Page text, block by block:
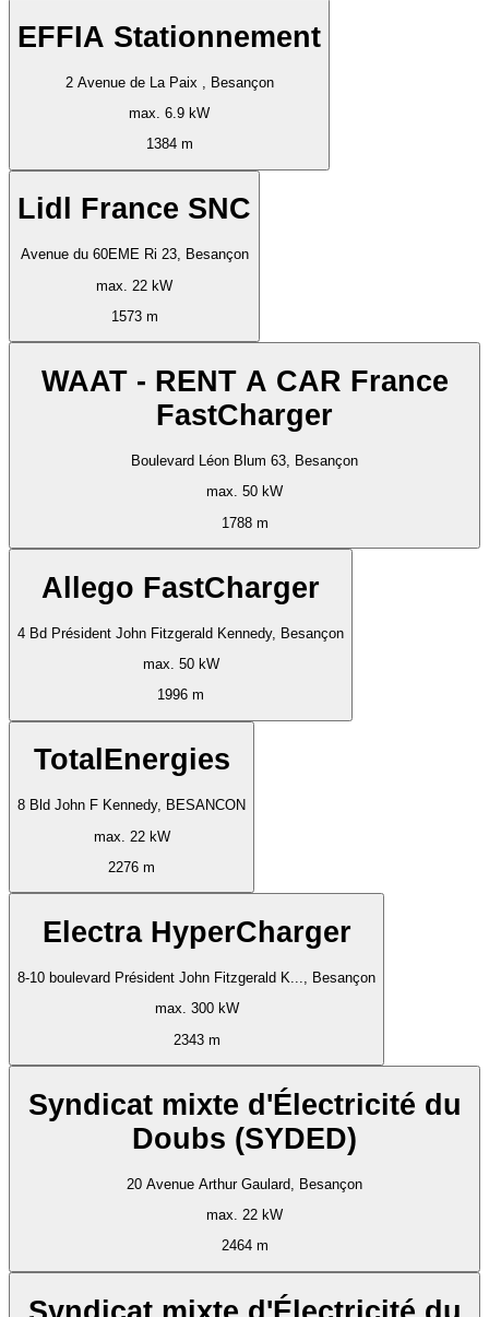
EFFIA Stationnement
2 Avenue de La Paix , Besançon
max. 6.9 kW
1384 m
Lidl France SNC
Avenue du 60EME Ri 23, Besançon
max. 22 kW
1573 m
WAAT - RENT A CAR France
FastCharger
Boulevard Léon Blum 63, Besançon
max. 50 kW
1788 m
Allego FastCharger
4 Bd Président John Fitzgerald Kennedy, Besançon
max. 50 kW
1996 m
TotalEnergies
8 Bld John F Kennedy, BESANCON
max. 22 kW
2276 m
Electra HyperCharger
8-10 boulevard Président John Fitzgerald K..., Besançon
max. 300 kW
2343 m
Syndicat mixte d'Électricité du
Doubs (SYDED)
20 Avenue Arthur Gaulard, Besançon
max. 22 kW
2464 m